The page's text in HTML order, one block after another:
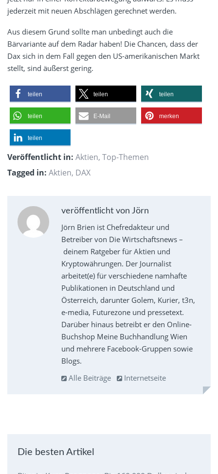
jederzeit mit neuen Abschlägen gerechnet werden.
Aus diesem Grund sollte man unbedingt auch die
Bärvariante auf dem Radar haben! Die Chancen, dass der
Dax sich in dem Fall gegen den US-amerikanischen Markt
stellt, sind äußerst gering.
teilen teilen teilen
teilen E-Mail merken
teilen
Veröffentlicht in: Aktien, Top-Themen
Tagged in: Aktien, DAX
veröffentlicht von Jörn
Jörn Brien ist Chefredakteur und
Betreiber von Die Wirtschaftsnews –
deinem Ratgeber für Aktien und
Kryptowährungen. Der Journalist
arbeitet(e) für verschiedene namhafte
Publikationen in Deutschland und
Österreich, darunter Golem, Kurier, t3n,
e-media, Futurezone und pressetext.
Darüber hinaus betreibt er den Online-
Buchshop Meine Buchhandlung Wien
und mehrere Facebook-Gruppen sowie
Blogs.
Alle Beiträge
Internetseite
Die besten Artikel